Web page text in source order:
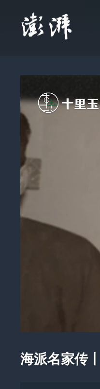
海派名家传